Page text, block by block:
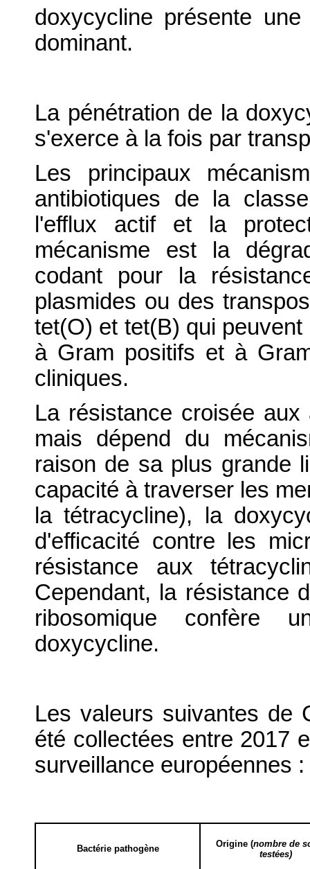
doxycycline présente
dominant.
La pénétration de la
s'exerce à la fois par
Les principaux
antibiotiques de la
l'efflux actif et la
mécanisme est la
codant pour la
plasmides ou des
tet(O) et tet(B) qui
à Gram positifs et à
cliniques.
La résistance croisée
mais dépend du
raison de sa plus grande
capacité à traverser les
la tétracycline), la
d'efficacité contre les
résistance aux
Cependant, la résistance
ribosomique confère
doxycycline.
Les valeurs suivantes de
été collectées entre 2017
surveillance européennes :
Bactérie pathogène Origine (nombre de
testées)